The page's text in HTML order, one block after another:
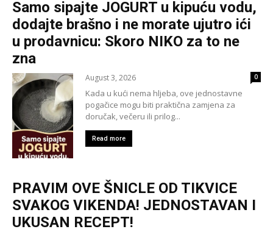
Samo sipajte JOGURT u kipuću vodu,
dodajte brašno i ne morate ujutro ići
u prodavnicu: Skoro NIKO za to ne
zna
August 3, 2026 0
Kada u kući nema hljeba, ove jednostavne
pogačice mogu biti praktična zamjena za
doručak, večeru ili prilog...
Read more
PRAVIM OVE ŠNICLE OD TIKVICE
SVAKOG VIKENDA! JEDNOSTAVAN I
UKUSAN RECEPT!